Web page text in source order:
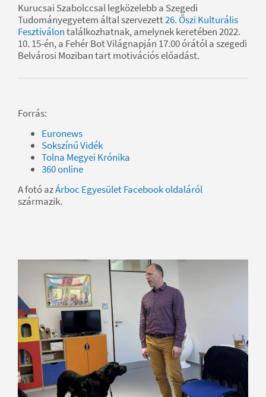
Kurucsai Szabolccsal legközelebb a Szegedi
Tudományegyetem által szervezett26. Őszi Kulturális
Fesztiválontalálkozhatnak, amelynek keretében 2022.
10. 15-én, a Fehér Bot Világnapján 17.00 órától a szegedi
Belvárosi Moziban tart motivációs előadást.
Forrás:
Euronews
Sokszínű Vidék
Tolna Megyei Krónika
360 online
A fotó azÁrboc Egyesület Facebook oldaláról
származik.